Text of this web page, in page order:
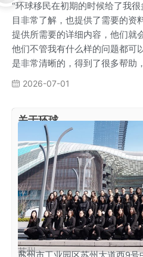
“环球移民在初期的时候给了我
目非常了解，也提供了需要的资
提供所需要的详细内容，他们就
他们不管我有什么样的问题都可
是非常清晰的，得到了很多帮助
2026-07-01
关于环球
苏州